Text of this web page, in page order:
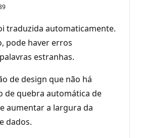
traduzida automaticamente.
pode haver erros
estranhas.
de design que não há
de quebra automática de
aumentar a largura da
dados.